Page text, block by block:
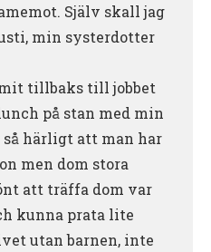
Själv skall jag
min systerdotter
tillbaks till jobbet
på stan med min
så härligt att man har
men dom stora
att träffa dom var
kunna prata lite
utan barnen, inte